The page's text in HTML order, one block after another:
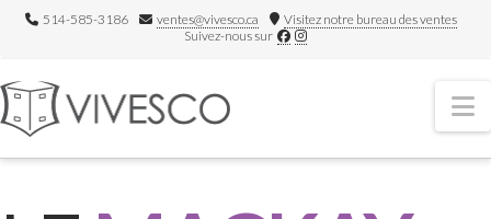
514-585-3186 ventes@vivesco.ca
Visitez notre bureau des ventes
Suivez-nous sur